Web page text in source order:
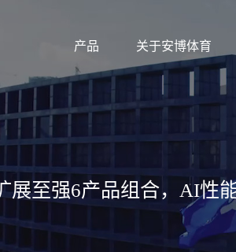
产品 关于安博体育
展至强6产品组合，AI性